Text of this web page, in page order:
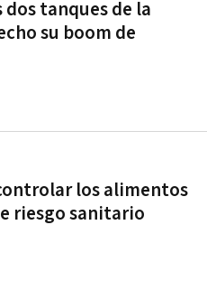
tanques de la
su boom de
los alimentos
riesgo sanitario